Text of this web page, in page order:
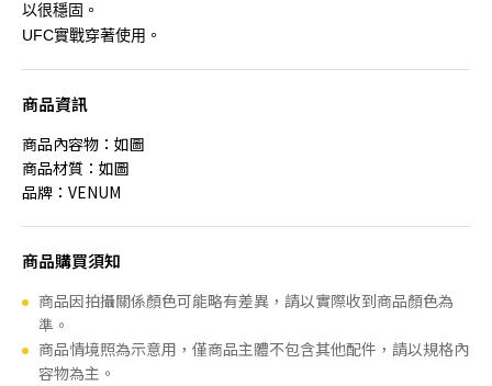
以很穩固。
UFC實戰穿著使用。
商品資訊
商品內容物：如圖
商品材質：如圖
品牌：VENUM
商品購買須知
商品因拍攝關係顏色可能略有差異，請以實際收到商品顏色為
準。
商品情境照為示意用，僅商品主體不包含其他配件，請以規格內
容物為主。